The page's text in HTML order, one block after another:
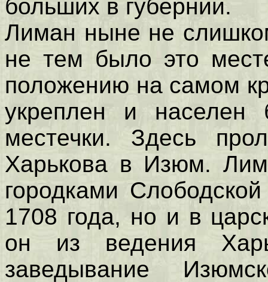
больших в губернии.
Лиман ныне не
не тем было это
положению на самом
укреплен и населен
местечки. Здесь
Харькова в Изюм.
городками
1708 года, но и в
он из ведения
заведывание